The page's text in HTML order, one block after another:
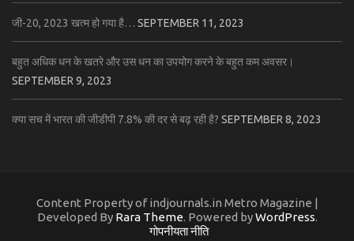
जी-20, 2023 खत्म हो गया है… SEPTEMBER 11, 2023
बहुत अधिक धन के खतरे और उस धन का उपयोग करने के बहुत कम अवसर।
SEPTEMBER 9, 2023
क्या सच में भारत की जीडीपी 7.8% की दर से बढ़ रही है? SEPTEMBER 8, 2023
Content Property of indjournals.in Metro Magazine |
Developed By Rara Theme. Powered byWordPress.
गोपनीयता नीति